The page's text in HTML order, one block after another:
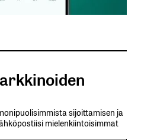
uutiskirje
sijoittamisen ja
mielenkiintoisimmat